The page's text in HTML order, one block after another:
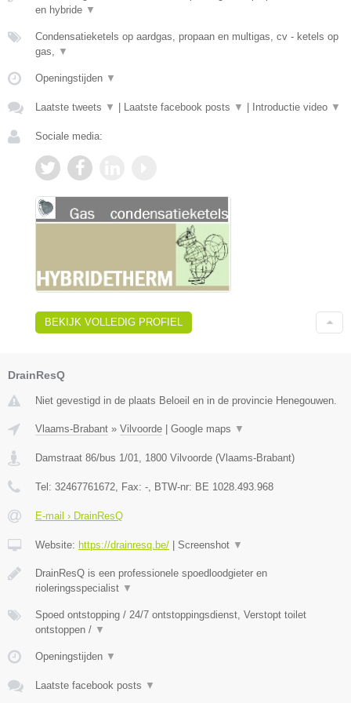
en hybride ▼
Condensatieketels op aardgas, propaan en multigas, cv - ketels op
gas,
▼
Openingstijden ▼
Laatste tweets ▼ | Laatste facebook posts ▼ | Introductie video ▼
Sociale media:
BEKIJK VOLLEDIG PROFIEL
DrainResQ
Niet gevestigd in de plaats Beloeil en in de provincie Henegouwen.
Vlaams-Brabant » Vilvoorde | Google maps ▼
Damstraat 86/bus 1/01 1800 Vilvoorde (Vlaams-Brabant)
Tel: 32467761672 , Fax: - , BTW-nr: BE 1028.493.968
E-mail › DrainResQ
Website: https://drainresq.be/ | Screenshot ▼
DrainResQ is een professionele spoedloodgieter en
rioleringsspecialist ▼
Spoed ontstopping / 24/7 ontstoppingsdienst, Verstopt toilet
ontstoppen / ▼
Openingstijden ▼
Laatste facebook posts ▼